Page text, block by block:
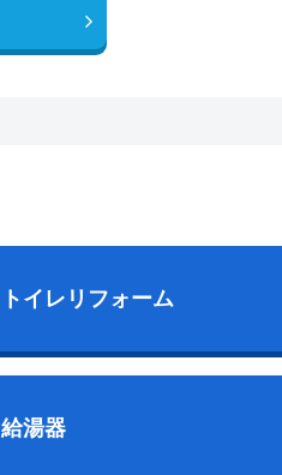
トイレリフォーム
給湯器